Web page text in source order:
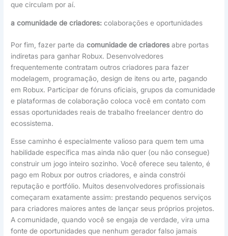
que circulam por aí.
a comunidade de criadores: colaborações e oportunidades
Por fim, fazer parte dacomunidade de criadores abre portas
indiretas para ganhar Robux. Desenvolvedores
frequentemente contratam outros criadores para fazer
modelagem, programação, design de itens ou arte, pagando
em Robux. Participar de fóruns oficiais, grupos da comunidade
e plataformas de colaboração coloca você em contato com
essas oportunidades reais de trabalho freelancer dentro do
ecossistema.
Esse caminho é especialmente valioso para quem tem uma
habilidade específica mas ainda não quer (ou não consegue)
construir um jogo inteiro sozinho. Você oferece seu talento, é
pago em Robux por outros criadores, e ainda constrói
reputação e portfólio. Muitos desenvolvedores profissionais
começaram exatamente assim: prestando pequenos serviços
para criadores maiores antes de lançar seus próprios projetos.
A comunidade, quando você se engaja de verdade, vira uma
fonte de oportunidades que nenhum gerador falso jamais